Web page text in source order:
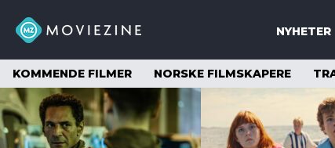
NYHETER
KOMMENDE FILMER NORSKE FILMSKAPERE